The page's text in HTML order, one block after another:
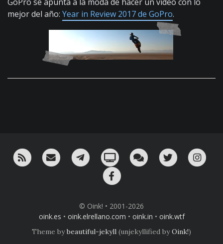
mejor del año: Year in Review 2017 de GoPro.
RSS ¡Mándame un email!¡Nuestro canal en Telegram!
Oink! TV Charla con nosotros
Twitter
© Oink! • 2001-2026
oink.es • oink.elrellano.com • oink.in • oink.wtf
Theme bybeautiful-jekyll (unjekyllified byOink!)